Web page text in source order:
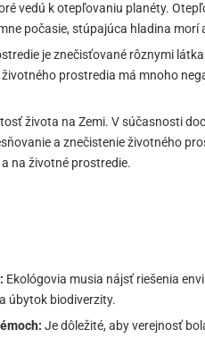
vedú k otepľovaniu planéty.
počasie, stúpajúca hladina morí
je znečisťované rôznymi
prostredia má mnoho
života na Zemi. V súčasnosti
a znečistenie životného
na životné prostredie.
Ekológovia musia nájsť riešenia
úbytok biodiverzity.
Je dôležité, aby verejnosť